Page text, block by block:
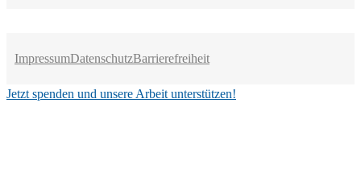
ImpressumDatenschutzBarrierefreiheit
Jetzt spenden und unsere Arbeit unterstützen!